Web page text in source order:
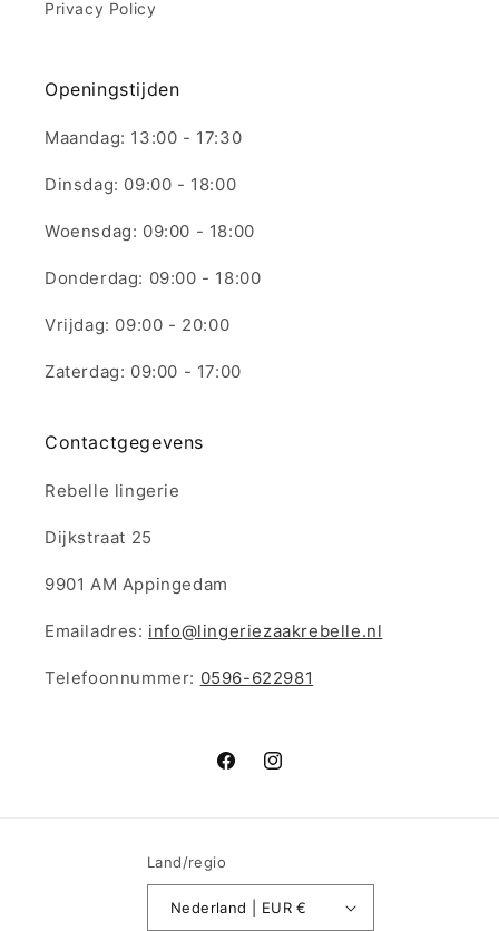
Privacy Policy
Openingstijden
Maandag: 13:00 - 17:30
Dinsdag: 09:00 - 18:00
Woensdag: 09:00 - 18:00
Donderdag: 09:00 - 18:00
Vrijdag: 09:00 - 20:00
Zaterdag: 09:00 - 17:00
Contactgegevens
Rebelle lingerie
Dijkstraat 25
9901 AM Appingedam
Emailadres: info@lingeriezaakrebelle.nl
Telefoonnummer: 0596-622981
FacebookInstagram
Land/regio
Nederland | EUR €